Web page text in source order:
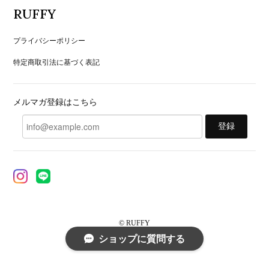
RUFFY
プライバシーポリシー
特定商取引法に基づく表記
メルマガ登録はこちら
登録
© RUFFY
ショップに質問する